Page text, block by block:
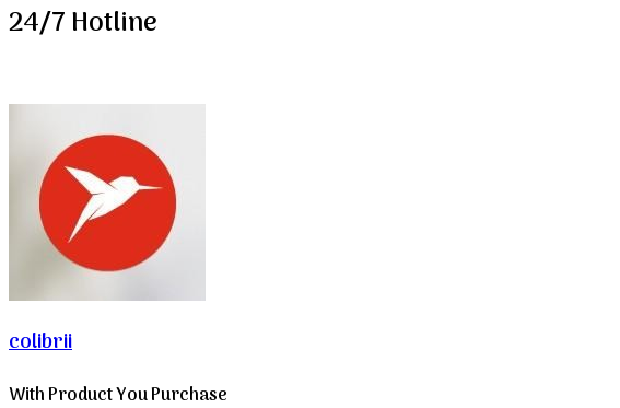
24/7 Hotline
colibrii
With Product You Purchase